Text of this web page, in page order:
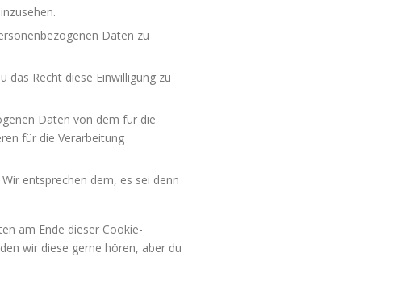
Daten zu
das Recht diese Einwilligung zu
Daten von dem für die
für die Verarbeitung
entsprechen dem, es sei denn
am Ende dieser Cookie-
wir diese gerne hören, aber du